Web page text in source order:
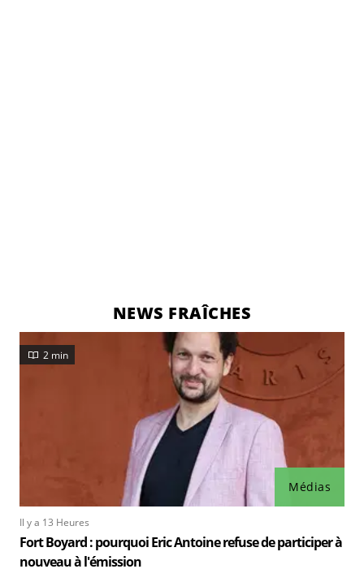
NEWS FRAÎCHES
Médias
2 min
Il y a 13 Heures
Fort Boyard : pourquoi Eric Antoine refuse de participer à
nouveau à l'émission